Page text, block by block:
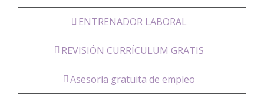
ENTRENADOR LABORAL
REVISIÓN CURRÍCULUM GRATIS
Asesoría gratuita de empleo